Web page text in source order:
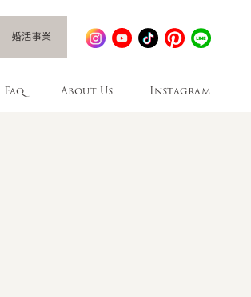
Faq About Us Instagram
婚活事業